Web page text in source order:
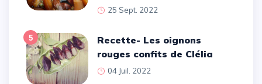
25 Sept. 2022
5
Recette- Les oignons
rouges confits de Clélia
04 Juil. 2022